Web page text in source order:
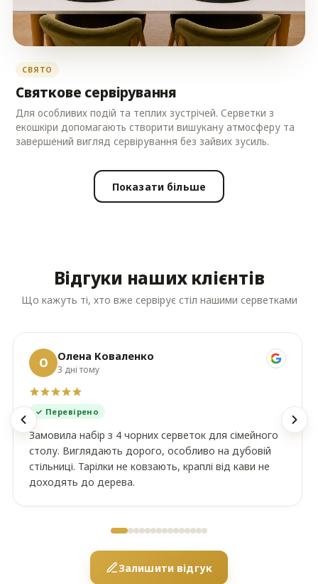
СВЯТО
Святкове сервірування
Для особливих подій та теплих зустрічей. Серветки з
екошкіри допомагають створити вишукану атмосферу та
завершений вигляд сервірування без зайвих зусиль.
Показати більше
Відгуки наших клієнтів
Що кажуть ті, хто вже сервірує стіл нашими серветками
О Олена Коваленко
3 дні тому
✓ Перевірено
Замовила набір з 4 чорних серветок для сімейного
столу. Виглядають дорого, особливо на дубовій
стільниці. Тарілки не ковзають, краплі від кави не
доходять до дерева.
Залишити відгук